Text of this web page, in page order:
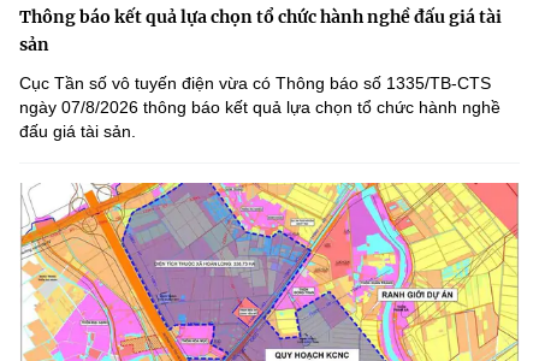
Thông báo kết quả lựa chọn tổ chức hành nghề đấu giá tài
sản
Cục Tần số vô tuyến điện vừa có Thông báo số 1335/TB-CTS
ngày 07/8/2026 thông báo kết quả lựa chọn tổ chức hành nghề
đấu giá tài sản.